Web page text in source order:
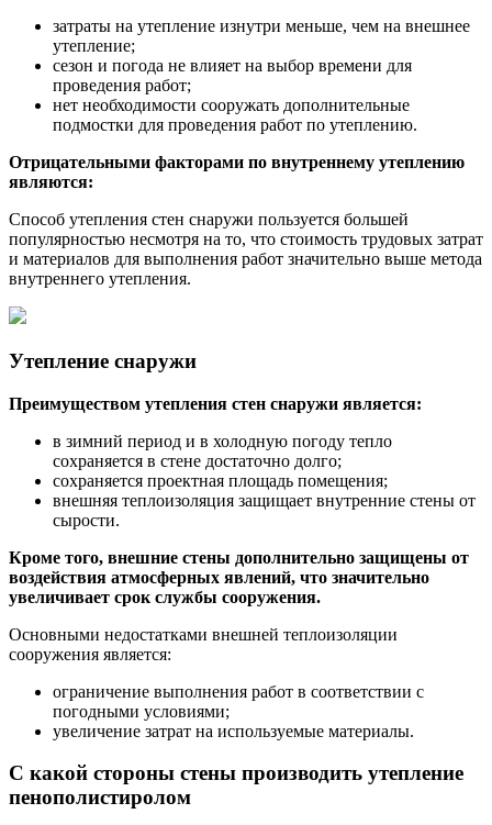
затраты на утепление изнутри меньше, чем на внешнее
утепление;
сезон и погода не влияет на выбор времени для
проведения работ;
нет необходимости сооружать дополнительные
подмостки для проведения работ по утеплению.
Отрицательными факторами по внутреннему утеплению
являются:
Способ утепления стен снаружи пользуется большей
популярностью несмотря на то, что стоимость трудовых затрат
и материалов для выполнения работ значительно выше метода
внутреннего утепления.
Утепление снаружи
Преимуществом утепления стен снаружи является:
в зимний период и в холодную погоду тепло
сохраняется в стене достаточно долго;
сохраняется проектная площадь помещения;
внешняя теплоизоляция защищает внутренние стены от
сырости.
Кроме того, внешние стены дополнительно защищены от
воздействия атмосферных явлений, что значительно
увеличивает срок службы сооружения.
Основными недостатками внешней теплоизоляции
сооружения является:
ограничение выполнения работ в соответствии с
погодными условиями;
увеличение затрат на используемые материалы.
С какой стороны стены производить утепление
пенополистиролом